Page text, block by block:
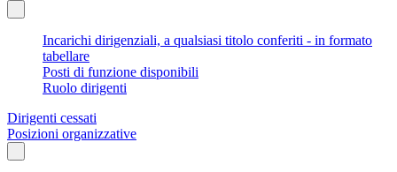
Incarichi dirigenziali, a qualsiasi titolo conferiti - in formato
tabellare
Posti di funzione disponibili
Ruolo dirigenti
Dirigenti cessati
Posizioni organizzative